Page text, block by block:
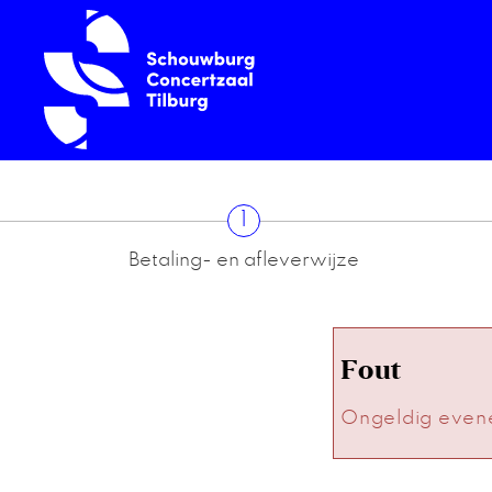
Betaling- en afleverwijze
Fout
Ongeldig